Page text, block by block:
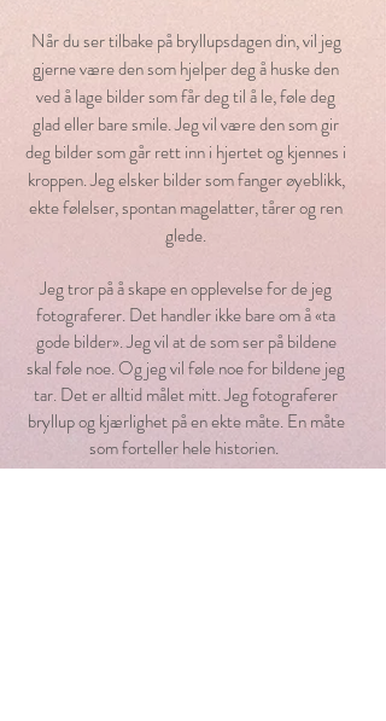
Når du ser tilbake på bryllupsdagen din, vil jeg
gjerne være den som hjelper deg å huske den
ved å lage bilder som får deg til å le, føle deg
glad eller bare smile. Jeg vil være den som gir
deg bilder som går rett inn i hjertet og kjennes i
kroppen. Jeg elsker bilder som fanger øyeblikk,
ekte følelser, spontan magelatter, tårer og ren
glede.
Jeg tror på å skape en opplevelse for de jeg
fotograferer. Det handler ikke bare om å «ta
gode bilder». Jeg vil at de som ser på bildene
skal føle noe. Og jeg vil føle noe for bildene jeg
tar. Det er alltid målet mitt. Jeg fotograferer
bryllup og kjærlighet på en ekte måte. En måte
som forteller hele historien.